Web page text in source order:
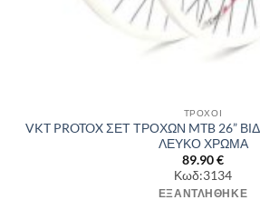
ΤΡΟΧΟΙ
VKT PROTOX ΣΕΤ ΤΡΟΧΩΝ MTB 26”
ΛΕΥΚΟ ΧΡΩΜΑ
89.90€
Κωδ:3134
ΕΞΑΝΤΛΉΘΗΚΕ